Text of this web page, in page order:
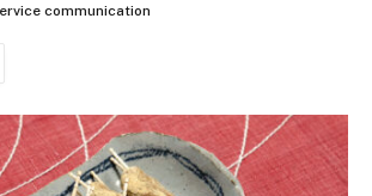
communication